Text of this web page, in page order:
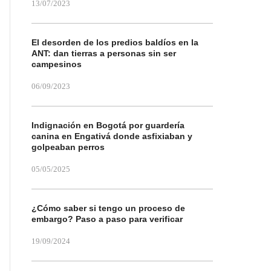
13/07/2023
El desorden de los predios baldíos en la
ANT: dan tierras a personas sin ser
campesinos
06/09/2023
Indignación en Bogotá por guardería
canina en Engativá donde asfixiaban y
golpeaban perros
05/05/2025
¿Cómo saber si tengo un proceso de
embargo? Paso a paso para verificar
19/09/2024